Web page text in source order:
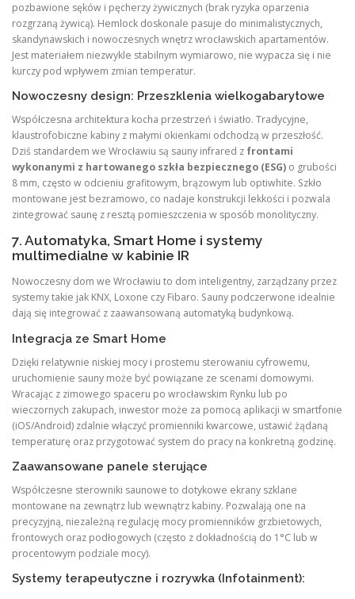
pozbawione sęków i pęcherzy żywicznych (brak ryzyka oparzenia
rozgrzaną żywicą). Hemlock doskonale pasuje do minimalistycznych,
skandynawskich i nowoczesnych wnętrz wrocławskich apartamentów.
Jest materiałem niezwykle stabilnym wymiarowo, nie wypacza się i nie
kurczy pod wpływem zmian temperatur.
Nowoczesny design: Przeszklenia wielkogabarytowe
Współczesna architektura kocha przestrzeń i światło. Tradycyjne,
klaustrofobiczne kabiny z małymi okienkami odchodzą w przeszłość.
Dziś standardem we Wrocławiu są sauny infrared z frontami
wykonanymi z hartowanego szkła bezpiecznego (ESG) o grubości
8 mm, często w odcieniu grafitowym, brązowym lub optiwhite. Szkło
montowane jest bezramowo, co nadaje konstrukcji lekkości i pozwala
zintegrować saunę z resztą pomieszczenia w sposób monolityczny.
7. Automatyka, Smart Home i systemy
multimedialne w kabinie IR
Nowoczesny dom we Wrocławiu to dom inteligentny, zarządzany przez
systemy takie jak KNX, Loxone czy Fibaro. Sauny podczerwone idealnie
dają się integrować z zaawansowaną automatyką budynkową.
Integracja ze Smart Home
Dzięki relatywnie niskiej mocy i prostemu sterowaniu cyfrowemu,
uruchomienie sauny może być powiązane ze scenami domowymi.
Wracając z zimowego spaceru po wrocławskim Rynku lub po
wieczornych zakupach, inwestor może za pomocą aplikacji w smartfonie
(iOS/Android) zdalnie włączyć promienniki kwarcowe, ustawić żądaną
temperaturę oraz przygotować system do pracy na konkretną godzinę.
Zaawansowane panele sterujące
Współczesne sterowniki saunowe to dotykowe ekrany szklane
montowane na zewnątrz lub wewnątrz kabiny. Pozwalają one na
precyzyjną, niezależną regulację mocy promienników grzbietowych,
frontowych oraz podłogowych (często z dokładnością do 1°C lub w
procentowym podziale mocy).
Systemy terapeutyczne i rozrywka (Infotainment):